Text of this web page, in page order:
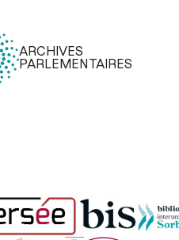
ARCHIVES
PARLEMENTAIRES